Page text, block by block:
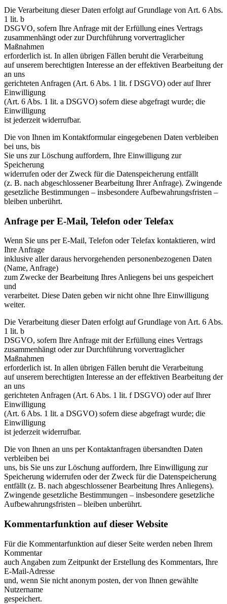
Die Verarbeitung dieser Daten erfolgt auf Grundlage von Art. 6 Abs.
1 lit. b
DSGVO, sofern Ihre Anfrage mit der Erfüllung eines Vertrags
zusammenhängt oder zur Durchführung vorvertraglicher
Maßnahmen
erforderlich ist. In allen übrigen Fällen beruht die Verarbeitung
auf unserem berechtigten Interesse an der effektiven Bearbeitung der
an uns
gerichteten Anfragen (Art. 6 Abs. 1 lit. f DSGVO) oder auf Ihrer
Einwilligung
(Art. 6 Abs. 1 lit. a DSGVO) sofern diese abgefragt wurde; die
Einwilligung
ist jederzeit widerrufbar.
Die von Ihnen im Kontaktformular eingegebenen Daten verbleiben
bei uns, bis
Sie uns zur Löschung auffordern, Ihre Einwilligung zur
Speicherung
widerrufen oder der Zweck für die Datenspeicherung entfällt
(z. B. nach abgeschlossener Bearbeitung Ihrer Anfrage). Zwingende
gesetzliche Bestimmungen – insbesondere Aufbewahrungsfristen –
bleiben unberührt.
Anfrage per E-Mail, Telefon oder Telefax
Wenn Sie uns per E-Mail, Telefon oder Telefax kontaktieren, wird
Ihre Anfrage
inklusive aller daraus hervorgehenden personenbezogenen Daten
(Name, Anfrage)
zum Zwecke der Bearbeitung Ihres Anliegens bei uns gespeichert
und
verarbeitet. Diese Daten geben wir nicht ohne Ihre Einwilligung
weiter.
Die Verarbeitung dieser Daten erfolgt auf Grundlage von Art. 6 Abs.
1 lit. b
DSGVO, sofern Ihre Anfrage mit der Erfüllung eines Vertrags
zusammenhängt oder zur Durchführung vorvertraglicher
Maßnahmen
erforderlich ist. In allen übrigen Fällen beruht die Verarbeitung
auf unserem berechtigten Interesse an der effektiven Bearbeitung der
an uns
gerichteten Anfragen (Art. 6 Abs. 1 lit. f DSGVO) oder auf Ihrer
Einwilligung
(Art. 6 Abs. 1 lit. a DSGVO) sofern diese abgefragt wurde; die
Einwilligung
ist jederzeit widerrufbar.
Die von Ihnen an uns per Kontaktanfragen übersandten Daten
verbleiben bei
uns, bis Sie uns zur Löschung auffordern, Ihre Einwilligung zur
Speicherung widerrufen oder der Zweck für die Datenspeicherung
entfällt (z. B. nach abgeschlossener Bearbeitung Ihres Anliegens).
Zwingende gesetzliche Bestimmungen – insbesondere gesetzliche
Aufbewahrungsfristen – bleiben unberührt.
Kommentar­funktion auf dieser Website
Für die Kommentarfunktion auf dieser Seite werden neben Ihrem
Kommentar
auch Angaben zum Zeitpunkt der Erstellung des Kommentars, Ihre
E-Mail-Adresse
und, wenn Sie nicht anonym posten, der von Ihnen gewählte
Nutzername
gespeichert.